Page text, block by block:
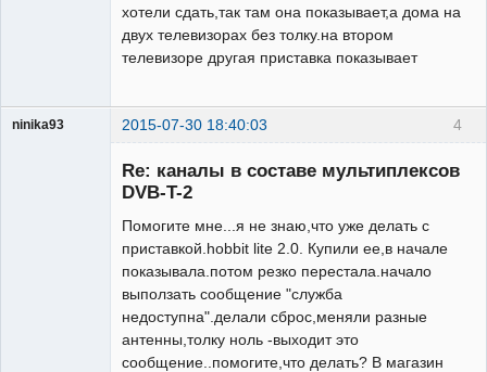
хотели сдать,так там она показывает,а дома на
двух телевизорах без толку.на втором
телевизоре другая приставка показывает
4
ninika93 2015-07-30 18:40:03
Re: каналы в составе мультиплексов
DVB-T-2
Помогите мне...я не знаю,что уже делать с
приставкой.hobbit lite 2.0. Купили ее,в начале
показывала.потом резко перестала.начало
выползать сообщение "служба
недоступна".делали сброс,меняли разные
антенны,толку ноль -выходит это
сообщение..помогите,что делать? В магазин